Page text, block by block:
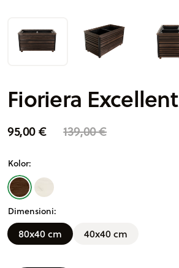
Fioriera Excellent
95,00€ 139,00€
Kolor:
Dimensioni:
80x40 cm 40x40 cm
A
lt
e
n
a
ti